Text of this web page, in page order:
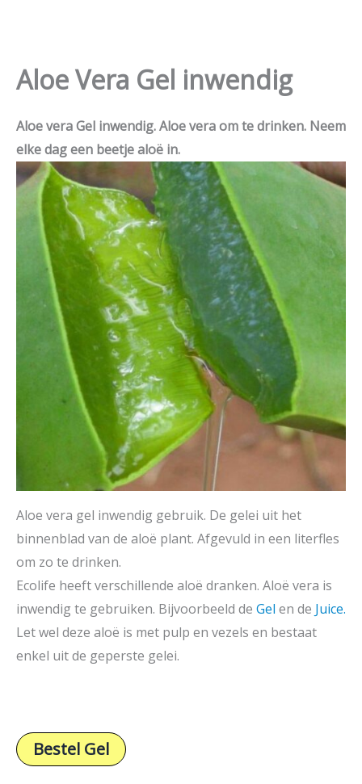
inhoud
Aloe Vera Gel inwendig
Aloe vera Gel inwendig. Aloe vera om te drinken. Neem
elke dag een beetje aloë in.
Aloe vera gel inwendig gebruik. De gelei uit het
binnenblad van de aloë plant. Afgevuld in een literfles
om zo te drinken.
Ecolife heeft verschillende aloë dranken. Aloë vera is
inwendig te gebruiken. Bijvoorbeeld de Gel en de Juice.
Let wel deze aloë is met pulp en vezels en bestaat
enkel uit de geperste gelei.
Bestel Gel